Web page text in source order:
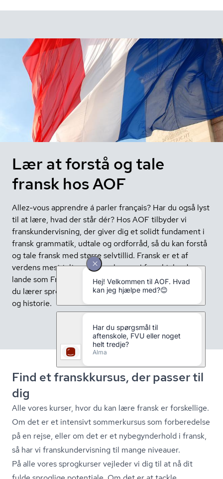
Lær at forstå og tale
fransk hos AOF
Allez-vous apprendre á parler français? Har du også lyst
til at lære, hvad der står dér? Hos AOF tilbyder vi
franskundervisning, der giver dig et solidt fundament i
fransk grammatik, udtale og ordforråd, så du kan forstå
og tale fransk med større selvtillid. Fransk er et af
verdens mest talte sprog og bruges i fransktalende
lande som Frankrig, Belgien, Schweiz og Canada. Når
du lærer sproget, får du samtidig indsigt i fransk kultur
og historie.
Find et franskkursus, der passer til
dig
Alle vores kurser, hvor du kan lære fransk er forskellige.
Om det er et intensivt sommerkursus som forberedelse
på en rejse, eller om det er et nybegynderhold i fransk,
så har vi fran­skun­der­vis­ning til mange niveauer.
På alle vores sprogkurser vejleder vi dig til at nå dit